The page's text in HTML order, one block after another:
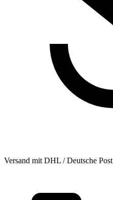
Versand mit DHL / Deutsche Post